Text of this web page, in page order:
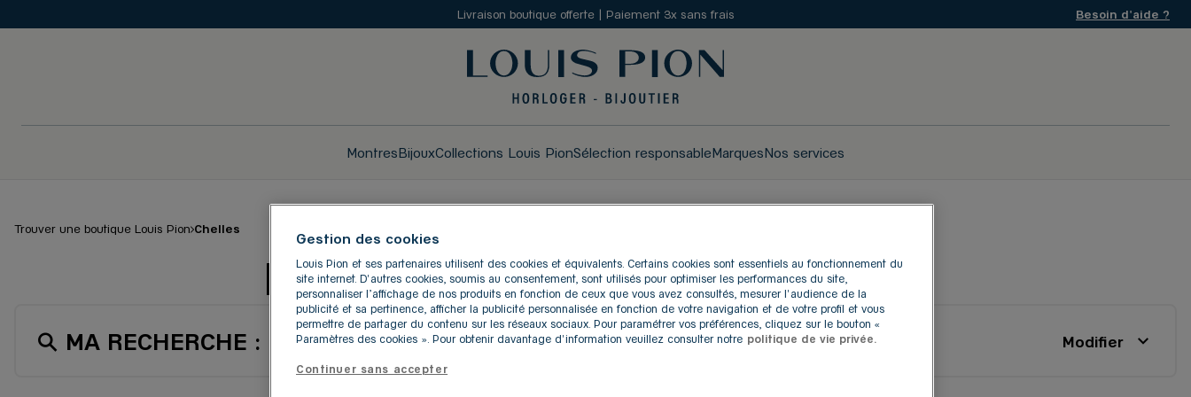
Livraison boutique offerte | Paiement 3x sans frais Besoin d'aide ?
MontresBijouxCollections Louis PionSélection responsableMarquesNos services
Trouver une boutique Louis Pion Chelles
LES BOUTIQUES LOUIS PION À CHELLES
MA RECHERCHE : CHELLES Modifier
Continuer sans accepter
Gestion des cookies
Louis Pion et ses partenaires utilisent des cookies et équivalents. Certains cookies sont essentiels au fonctionnement du
site internet. D'autres cookies, soumis au consentement, sont utilisés pour optimiser les performances du site,
personnaliser l’affichage de nos produits en fonction de ceux que vous avez consultés, mesurer l'audience de la
publicité et sa pertinence, afficher la publicité personnalisée en fonction de votre navigation et de votre profil et vous
permettre de partager du contenu sur les réseaux sociaux. Pour paramétrer vos préférences, cliquez sur le bouton «
Paramètres des cookies ». Pour obtenir davantage d'information veuillez consulter notre politique de vie privée.